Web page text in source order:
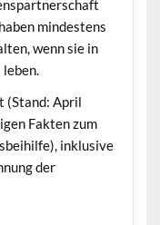
mindestens
wenn sie in
(Stand: April
Fakten zum
inklusive
der